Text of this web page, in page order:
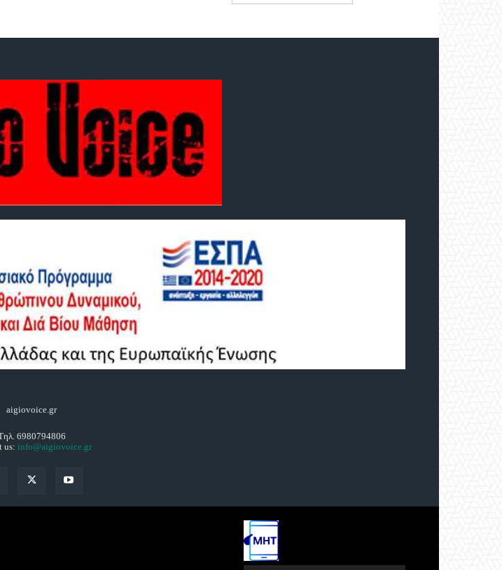
aigiovoice.gr
6980794806
us: info@aigiovoice.gr